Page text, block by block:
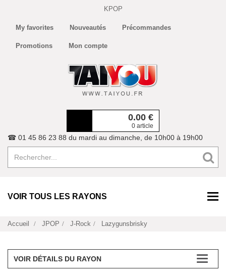
KPOP
My favorites Nouveautés Précommandes
Promotions Mon compte
0.00 €
0 article
☎ 01 45 86 23 88 du mardi au dimanche, de 10h00 à 19h00
VOIR TOUS LES RAYONS
Accueil JPOP J-Rock Lazygunsbrisky
VOIR DÉTAILS DU RAYON